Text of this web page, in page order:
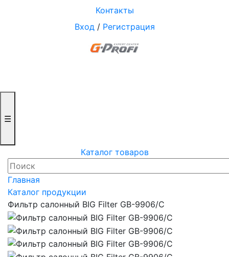
Контакты
Вход/ Регистрация
☰
Каталог товаров
Главная
Каталог продукции
Фильтр салонный BIG Filter GB-9906/C